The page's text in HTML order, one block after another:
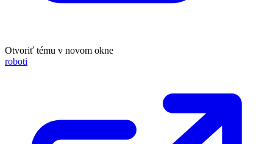
Otvoriť tému v novom okne
roboti